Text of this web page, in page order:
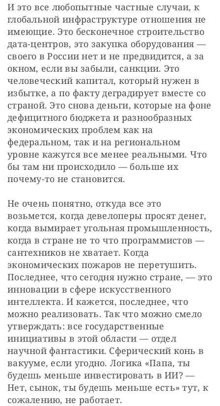
И это все любопытные частные случаи, к
глобальной инфраструктуре отношения не
имеющие. Это бесконечное строительство
дата-центров, это закупка оборудования —
своего в России нет и не предвидится, а за
окном, если вы забыли, санкции. Это
человеческий капитал, который нужен в
избытке, а по факту деградирует вместе со
страной. Это снова деньги, которые на фоне
дефицитного бюджета и разнообразных
экономических проблем как на
федеральном, так и на региональном
уровне кажутся все менее реальными. Что
бы там ни происходило — больше их
почему-то не становится.
Не очень понятно, откуда все это
возьмется, когда девелоперы просят денег,
когда вымирает угольная промышленность,
когда в стране не то что программистов —
сантехников не хватает. Когда
экономических пожаров не перетушить.
Последнее, что сегодня нужно стране, — это
инновации в сфере искусственного
интеллекта. И кажется, последнее, что
можно реализовать. Так что можно смело
утверждать: все государственные
инициативы в этой области — отдел
научной фантастики. Сферический конь в
вакууме, если угодно. Логика «Папа, ты
будешь меньше инвестировать в ИИ? —
Нет, сынок, ты будешь меньше есть» тут, к
сожалению, не работает.